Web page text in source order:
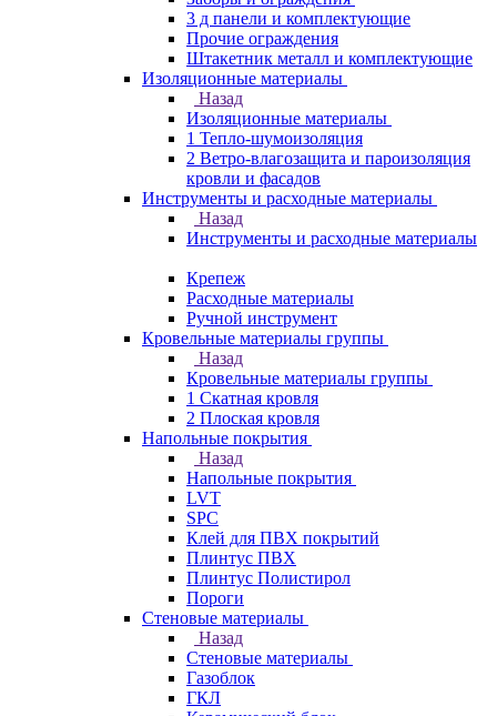
3 д панели и комплектующие
Прочие ограждения
Штакетник металл и комплектующие
Изоляционные материалы
Назад
Изоляционные материалы
1 Тепло-шумоизоляция
2 Ветро-влагозащита и пароизоляция
кровли и фасадов
Инструменты и расходные материалы
Назад
Инструменты и расходные материалы
Крепеж
Расходные материалы
Ручной инструмент
Кровельные материалы группы
Назад
Кровельные материалы группы
1 Скатная кровля
2 Плоская кровля
Напольные покрытия
Назад
Напольные покрытия
LVT
SPC
Клей для ПВХ покрытий
Плинтус ПВХ
Плинтус Полистирол
Пороги
Стеновые материалы
Назад
Стеновые материалы
Газоблок
ГКЛ